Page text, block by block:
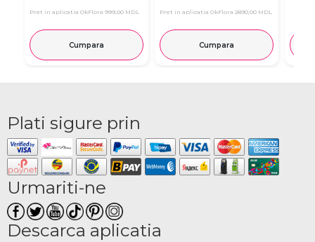
Pret in aplicatia OkFlora 999,00 MDL
Cumpara
Pret in aplicatia OkFlora 2890,00 MDL
Cumpara
Plati sigure prin
Urmariti-ne
Descarca aplicatia